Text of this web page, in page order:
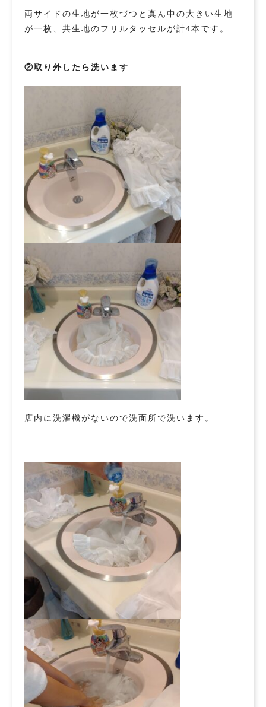
両サイドの生地が一枚づつと真ん中の大きい生地
が一枚、共生地のフリルタッセルが計4本です。
②取り外したら洗います
店内に洗濯機がないので洗面所で洗います。